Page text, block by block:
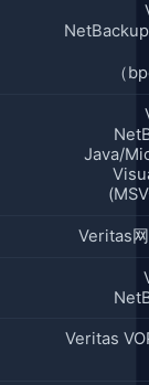
（
Java/
Veritas
Veritas